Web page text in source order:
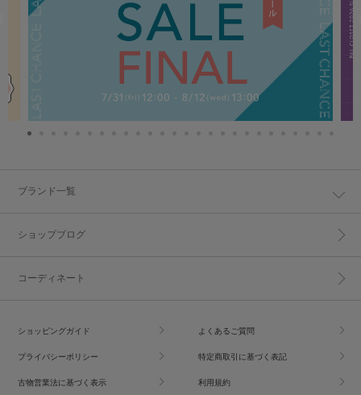
ブランド一覧
ショップブログ
コーディネート
ショッピングガイド よくあるご質問
プライバシーポリシー 特定商取引に基づく表記
古物営業法に基づく表示 利用規約